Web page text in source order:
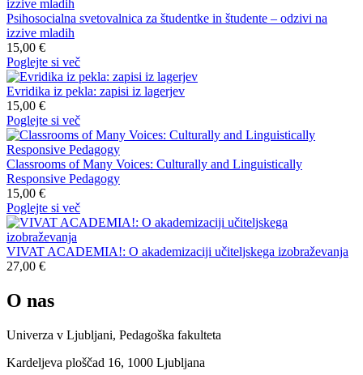
Psihosocialna svetovalnica za študentke in študente – odzivi na
izzive mladih
15,00 €
Poglejte si več
Evridika iz pekla: zapisi iz lagerjev
15,00 €
Poglejte si več
Classrooms of Many Voices: Culturally and Linguistically
Responsive Pedagogy
15,00 €
Poglejte si več
VIVAT ACADEMIA!: O akademizaciji učiteljskega izobraževanja
27,00 €
O nas
Univerza v Ljubljani, Pedagoška fakulteta
Kardeljeva ploščad 16, 1000 Ljubljana